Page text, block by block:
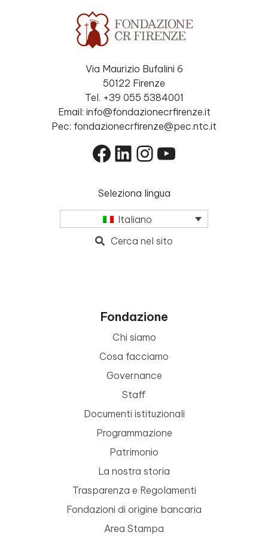
Via Maurizio Bufalini 6
50122 Firenze
Tel. +39 055 5384001
Email: info@fondazionecrfirenze.it
Pec: fondazionecrfirenze@pec.ntc.it
Facebook
LinkedIn
Instagram
YouTube
Seleziona lingua
Italiano
Cerca nel sito
Fondazione
Chi siamo
Cosa facciamo
Governance
Staff
Documenti istituzionali
Programmazione
Patrimonio
La nostra storia
Trasparenza e Regolamenti
Fondazioni di origine bancaria
Area Stampa